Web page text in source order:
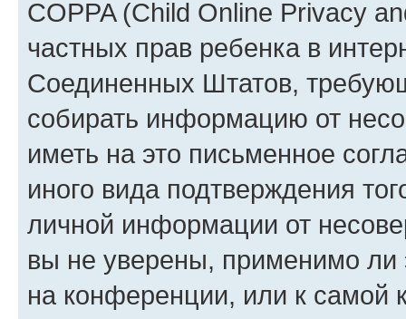
COPPA (Child Online Privacy
частных прав ребенка в
Соединенных Штатов,
собирать информацию от
иметь на это письменное
иного вида подтверждения
личной информации от
вы не уверены, применимо ли
на конференции, или к самой